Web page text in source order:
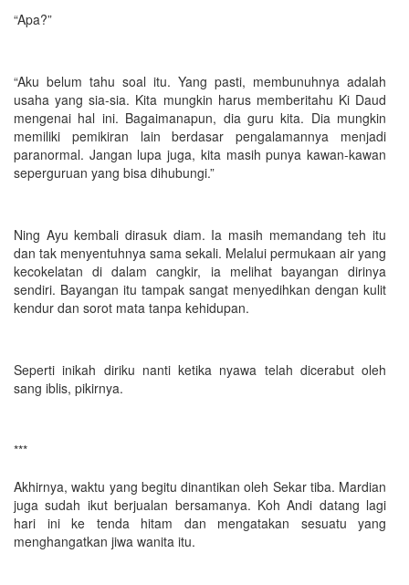
“Apa?”
“Aku belum tahu soal itu. Yang pasti, membunuhnya adalah
usaha yang sia-sia. Kita mungkin harus memberitahu Ki Daud
mengenai hal ini. Bagaimanapun, dia guru kita. Dia mungkin
memiliki pemikiran lain berdasar pengalamannya menjadi
paranormal. Jangan lupa juga, kita masih punya kawan-kawan
seperguruan yang bisa dihubungi.”
Ning Ayu kembali dirasuk diam. Ia masih memandang teh itu
dan tak menyentuhnya sama sekali. Melalui permukaan air yang
kecokelatan di dalam cangkir, ia melihat bayangan dirinya
sendiri. Bayangan itu tampak sangat menyedihkan dengan kulit
kendur dan sorot mata tanpa kehidupan.
Seperti inikah diriku nanti ketika nyawa telah dicerabut oleh
sang iblis, pikirnya.
***
Akhirnya, waktu yang begitu dinantikan oleh Sekar tiba. Mardian
juga sudah ikut berjualan bersamanya. Koh Andi datang lagi
hari ini ke tenda hitam dan mengatakan sesuatu yang
menghangatkan jiwa wanita itu.